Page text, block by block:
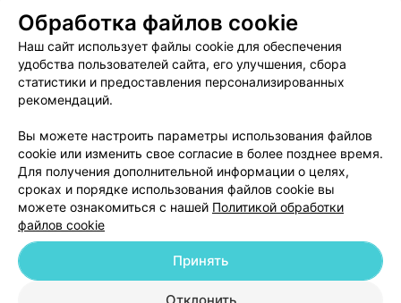
Пользовательское соглашение
Способы оплаты
Вакансии
Партнеры
Написать руководителю 103.by
Обработка персональных данных
© 2026 ООО «Артокс Лаб», УНП 191700409
| 220012, Республика Беларусь,
г. Минск, улица Толбухина, 2, пом. 16 | help@103.by
Обработка файлов cookie
Наш сайт использует файлы cookie для обеспечения
удобства пользователей сайта, его улучшения, сбора
статистики и предоставления персонализированных
рекомендаций.
Вы можете настроить параметры использования файлов
cookie или изменить свое согласие в более позднее время.
Для получения дополнительной информации о целях,
сроках и порядке использования файлов cookie вы
можете ознакомиться с нашей Политикой обработки
файлов cookie
Принять